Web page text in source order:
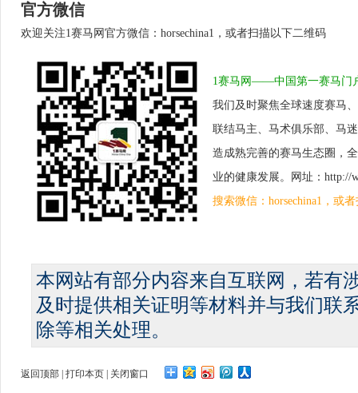
官方微信
欢迎关注1赛马网官方微信：horsechina1，或者扫描以下二维码
1赛马网——中国第一赛马门
我们及时聚焦全球速度赛马
联结马主、马术俱乐部、马
造成熟完善的赛马生态圈，
业的健康发展。网址：http://
搜索微信：horsechina1，或
本网站有部分内容来自互联网，若有
及时提供相关证明等材料并与我们联
除等相关处理。
返回顶部 打印本页 关闭窗口